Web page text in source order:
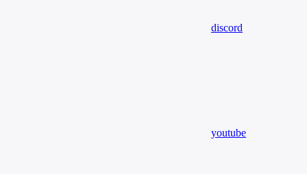
discord
youtube